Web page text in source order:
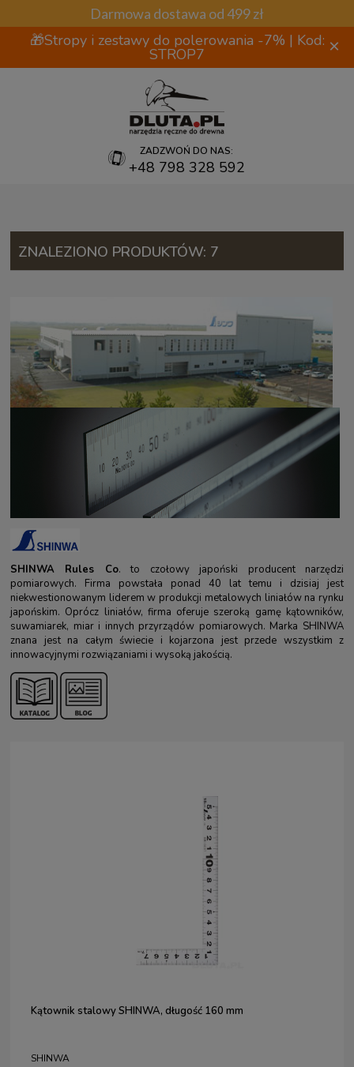
Darmowa dostawa od 499 zł
🎁Stropy i zestawy do polerowania -7% | Kod:
STROP7 ×
ZADZWOŃ DO NAS:
+48 798 328 592
ZNALEZIONO PRODUKTÓW: 7
SHINWA Rules Co. to czołowy japoński producent narzędzi
pomiarowych. Firma powstała ponad 40 lat temu i dzisiaj jest
niekwestionowanym liderem w produkcji metalowych liniałów na rynku
japońskim. Oprócz liniałów, firma oferuje szeroką gamę kątowników,
suwamiarek, miar i innych przyrządów pomiarowych. Marka SHINWA
znana jest na całym świecie i kojarzona jest przede wszystkim z
innowacyjnymi rozwiązaniami i wysoką jakością.
Kątownik stalowy SHINWA, długość 160 mm
SHINWA